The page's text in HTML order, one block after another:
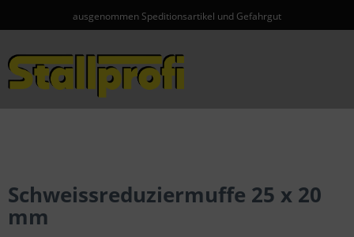
ausgenommen Speditionsartikel und Gefahrgut
Schweissreduziermuffe 25 x 20
mm